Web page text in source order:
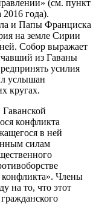
(см. пункт
года).
и Папы Франциска
на земле Сирии
Собор выражает
из Гаваны
усилия
услышан
кругах.
конфликта
в ней
силам
конфликта». Члены
на то, что этот